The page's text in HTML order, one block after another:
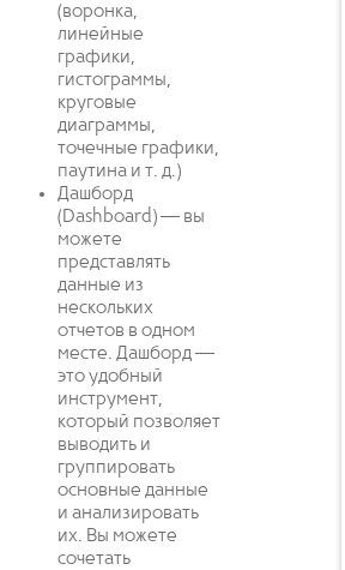
(воронка,
линейные
графики,
гистограммы,
круговые
диаграммы,
точечные графики,
паутина и т. д.)
Дашборд
(Dashboard) — вы
можете
представлять
данные из
нескольких
отчетов в одном
месте. Дашборд —
это удобный
инструмент,
который позволяет
выводить и
группировать
основные данные
и анализировать
их. Вы можете
сочетать